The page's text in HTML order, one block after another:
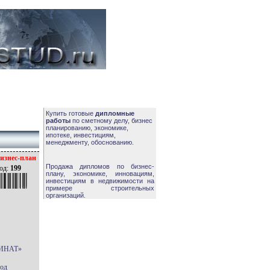
план
199
Купить готовые дипломные
работы по сметному делу, бизнес
планированию, экономике,
ипотеке, инвестициям,
менеджменту, обоснованию.
Продажа дипломов по бизнес-
плану, экономике, инновациям,
инвестициям в недвижимости на
примере строительных
организаций.